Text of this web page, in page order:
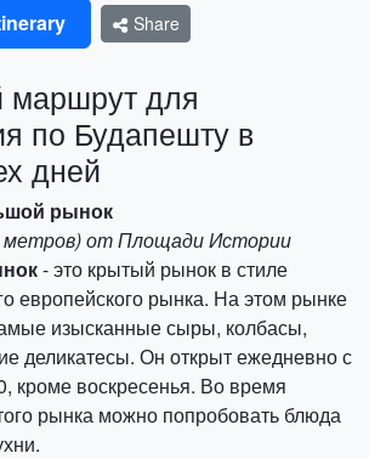
Share
для
по Будапешту в
дней
рынок
метров) от Площади Истории
- это крытый рынок в стиле
европейского рынка. На этом рынке
изысканные сыры, колбасы,
деликатесы. Он открыт ежедневно с
кроме воскресенья. Во время
рынка можно попробовать блюда